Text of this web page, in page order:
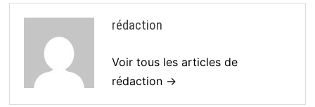
rédaction
Voir tous les articles de
rédaction →